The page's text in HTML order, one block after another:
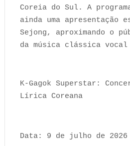
Coreia do Sul. A
ainda uma apresentação
Sejong, aproximando o
da música clássica vocal
K-Gagok Superstar:
Lírica Coreana
Data: 9 de julho de 2026